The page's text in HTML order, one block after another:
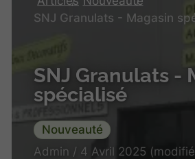
SNJ Granulats - Magasin
SNJ Granulats -
spécialisé
Nouveauté
Admin / 4 Avril 2025